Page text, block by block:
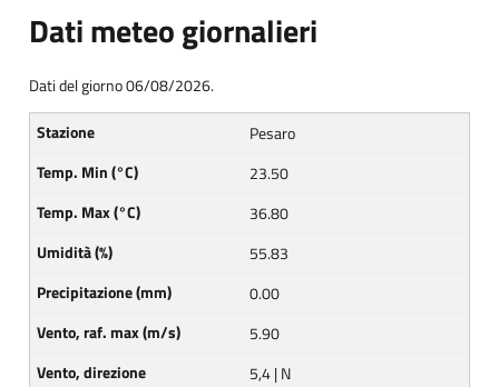
Dati meteo giornalieri
Dati del giorno 06/08/2026.
Pesaro
23.50
36.80
55.83
0.00
5.90
5,4 | N